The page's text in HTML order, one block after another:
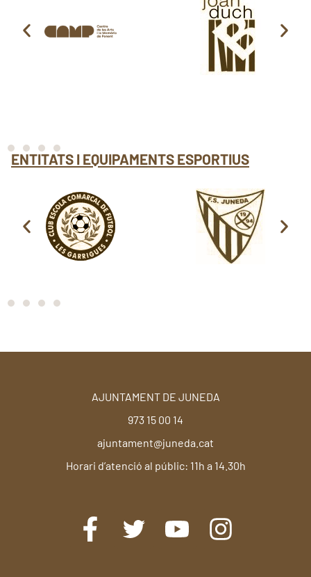
ENTITATS I EQUIPAMENTS ESPORTIUS
AJUNTAMENT DE JUNEDA
973 15 00 14
ajuntament@juneda.cat
Horari d’atenció al públic: 11h a 14.30h